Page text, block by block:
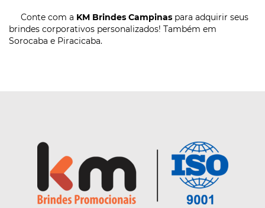
Conte com a KM Brindes Campinas para adquirir seus
brindes corporativos personalizados! Também em
Sorocaba e Piracicaba.